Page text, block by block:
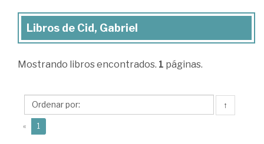
Libros
Cid,
Libros de Cid, Gabriel
Mostrando libros encontrados. 1 páginas.
↑
« 1